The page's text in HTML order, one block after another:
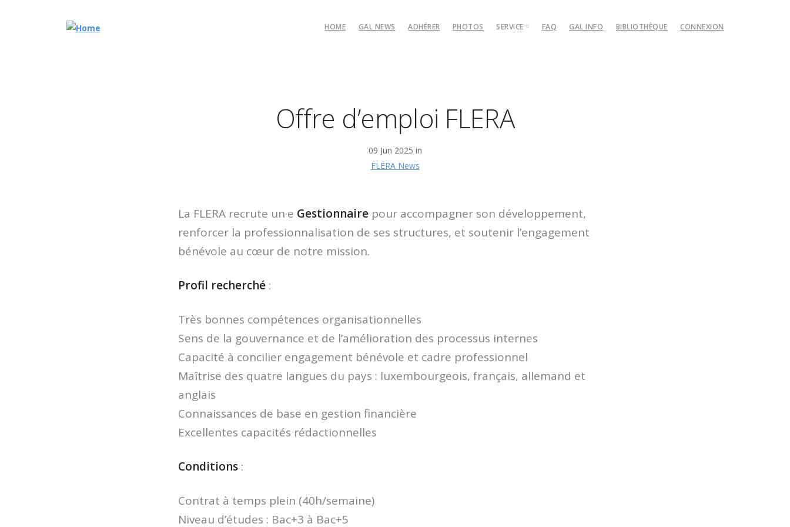
HOME GAL NEWS ADHÉRER PHOTOS SERVICE FAQ GAL INFO BIBLIOTHÈQUE CONNEXION
Offre d’emploi FLERA
09 Jun 2025 in
FLERA News
La FLERA recrute un·e Gestionnairepour accompagner son développement,
renforcer la professionnalisation de ses structures, et soutenir l’engagement
bénévole au cœur de notre mission.
Profil recherché:
Très bonnes compétences organisationnelles
Sens de la gouvernance et de l’amélioration des processus internes
Capacité à concilier engagement bénévole et cadre professionnel
Maîtrise des quatre langues du pays : luxembourgeois, français, allemand et
anglais
Connaissances de base en gestion financière
Excellentes capacités rédactionnelles
Conditions:
Contrat à temps plein (40h/semaine)
Niveau d’études : Bac+3 à Bac+5